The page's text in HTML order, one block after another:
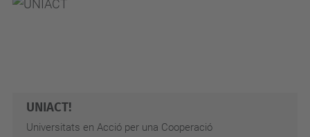
UNIACT!
Universitats en Acció per una Cooperació